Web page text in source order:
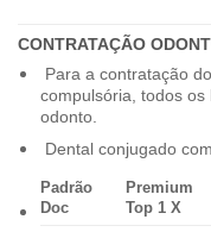
CONTRATAÇÃO
Para a contratação
compulsória, todos
odonto.
Dental conjugado
Padrão
Doc
Premium
Top 1 X